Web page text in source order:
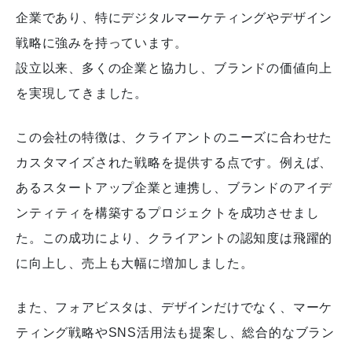
企業であり、特にデジタルマーケティングやデザイン
戦略に強みを持っています。
設立以来、多くの企業と協力し、ブランドの価値向上
を実現してきました。
この会社の特徴は、クライアントのニーズに合わせた
カスタマイズされた戦略を提供する点です。例えば、
あるスタートアップ企業と連携し、ブランドのアイデ
ンティティを構築するプロジェクトを成功させまし
た。この成功により、クライアントの認知度は飛躍的
に向上し、売上も大幅に増加しました。
また、フォアビスタは、デザインだけでなく、マーケ
ティング戦略やSNS活用法も提案し、総合的なブラン